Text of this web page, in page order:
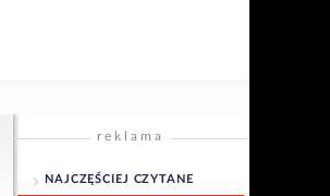
reklama
NAJCZĘŚCIEJ CZYTANE